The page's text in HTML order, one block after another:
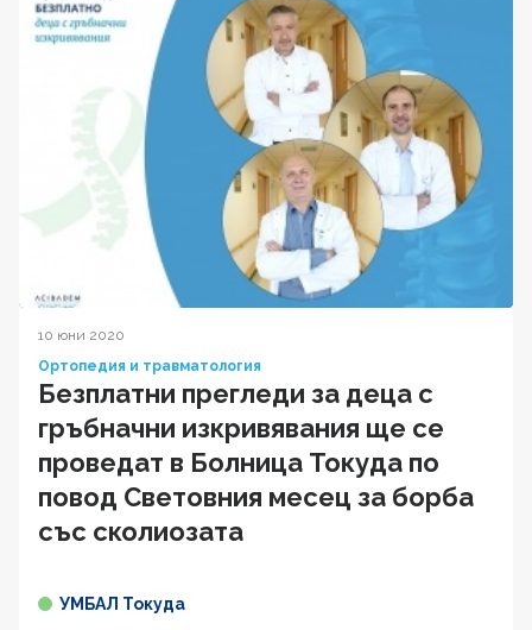
10 юни 2020
Ортопедия и травматология
Безплатни прегледи за деца с
гръбначни изкривявания ще се
проведат в Болница Токуда по
повод Световния месец за борба
със сколиозата
УМБАЛ Токуда